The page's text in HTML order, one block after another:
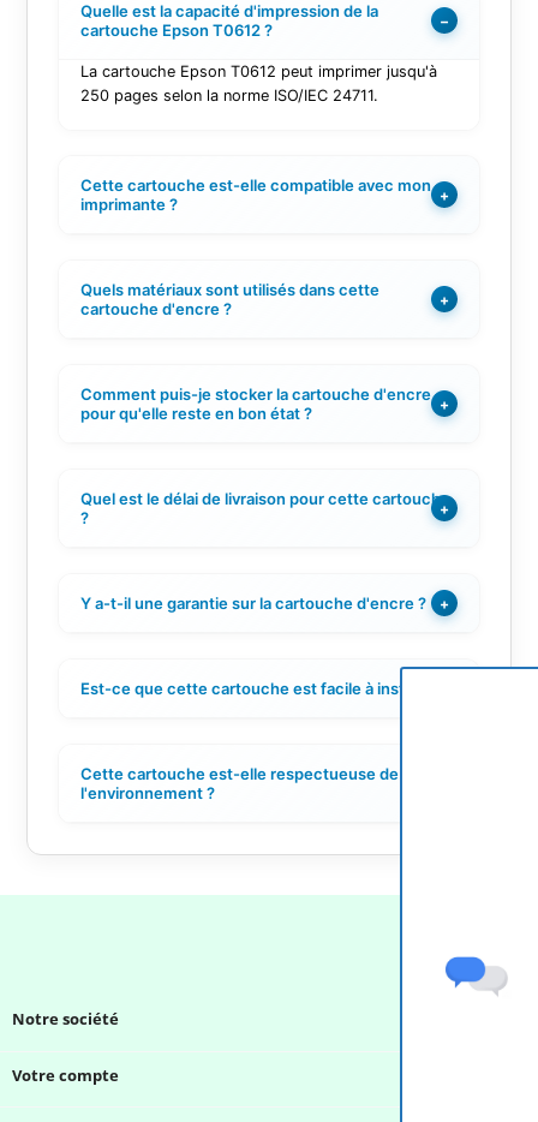
Quelle est la capacité d'impression de la
cartouche Epson T0612 ?
−
La cartouche Epson T0612 peut imprimer jusqu'à
250 pages selon la norme ISO/IEC 24711.
Cette cartouche est-elle compatible avec mon
imprimante ?
+
Quels matériaux sont utilisés dans cette
cartouche d'encre ?
+
Comment puis-je stocker la cartouche d'encre
pour qu'elle reste en bon état ?
+
Quel est le délai de livraison pour cette cartouche
?
+
Y a-t-il une garantie sur la cartouche d'encre ? +
Est-ce que cette cartouche est facile à installer ?
Cette cartouche est-elle respectueuse de
l'environnement ?
Notre société
Votre compte